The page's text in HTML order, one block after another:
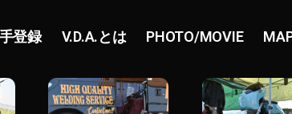
登録 V.D.A.とは PHOTO/MOVIE